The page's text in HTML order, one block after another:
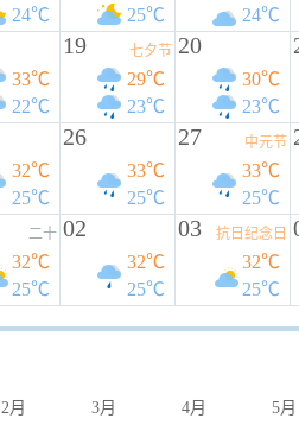
24℃
25℃
24℃
33℃
22℃
19 七夕节
29℃
23℃
20
30℃
23℃
32℃
25℃
26
33℃
25℃
27 中元节
33℃
25℃
二十
32℃
25℃
02
32℃
25℃
03 抗日纪念日
32℃
25℃
2月 3月 4月 5月